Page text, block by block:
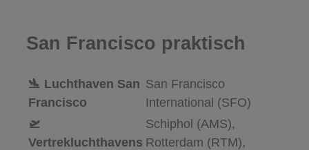
San Francisco praktisch
🛬 Luchthaven San
Francisco
San Francisco
International (SFO)
🛫
Vertrekluchthavens
Schiphol (AMS),
Rotterdam (RTM),